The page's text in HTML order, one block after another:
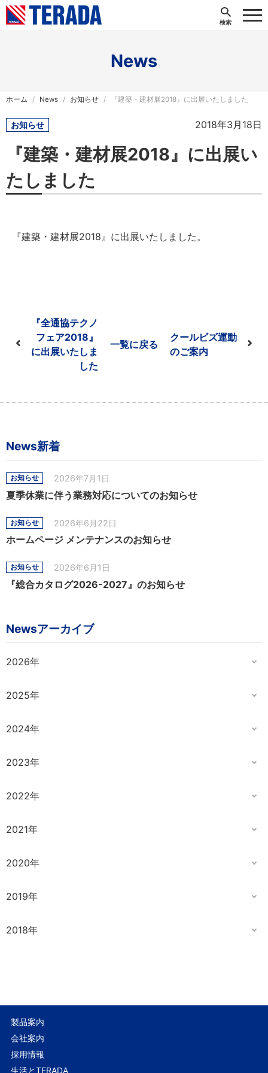
News
ホーム News お知らせ 『建築・建材展2018』に出展いたしました
2018年3月18日
お知らせ
『建築・建材展2018』に出展い
たしました
『建築・建材展2018』に出展いたしました。
『全通協テクノ
フェア2018』
に出展いたしま
した
一覧に戻る
クールビズ運動
のご案内
News新着
お知らせ 2026年7月1日
夏季休業に伴う業務対応についてのお知らせ
お知らせ 2026年6月22日
ホームページ メンテナンスのお知らせ
お知らせ 2026年6月1日
『総合カタログ2026-2027』のお知らせ
Newsアーカイブ
2026年
2025年
2024年
2023年
2022年
2021年
2020年
2019年
2018年
製品案内
会社案内
採用情報
生活とTERADA